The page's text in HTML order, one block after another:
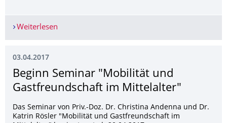
Weiterlesen
03.04.2017
Beginn Seminar "Mobilität und
Gastfreundschaft im Mittelalter"
Das Seminar von Priv.-Doz. Dr. Christina Andenna und Dr.
Katrin Rösler "Mobilität und Gastfreundschaft im